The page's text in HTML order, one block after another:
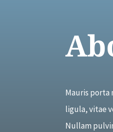
Mauris
ligula, vitae
Nullam